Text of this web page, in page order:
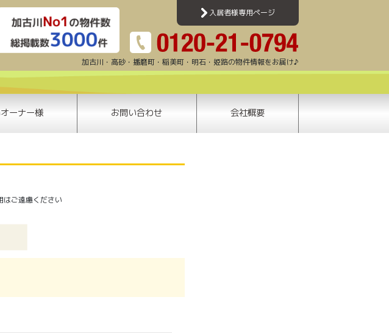
い合わせ | 加古川賃貸ナビ | 加古川・高砂・姫路・明石エリアのアパート・マンション・賃貸一戸建て・テナント情報
入居者様専用ページ
加古川・高砂・播磨町・稲美町・明石・姫路の物件情報をお届け♪
ーナー様 お問い合わせ 会社概要
はご遠慮ください